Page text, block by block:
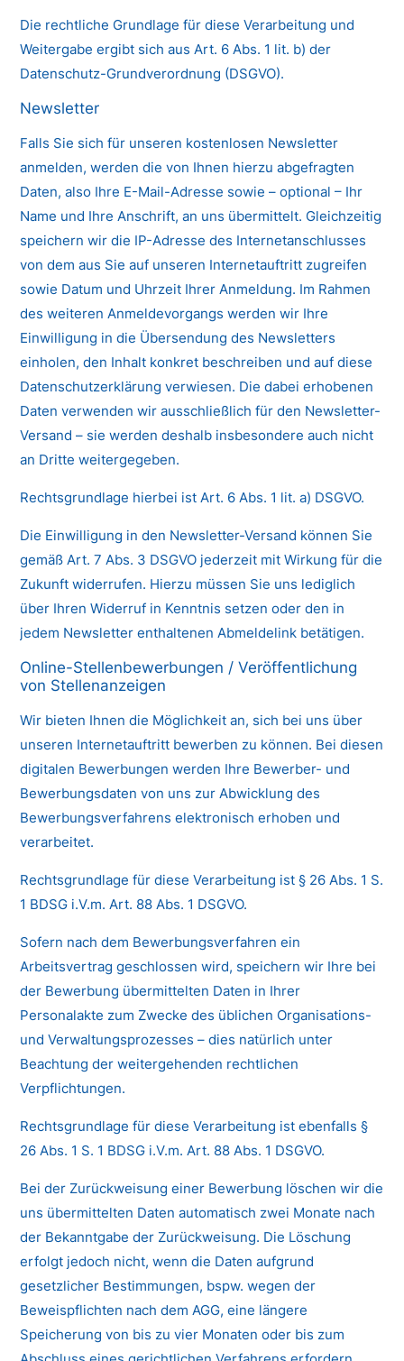
Die rechtliche Grundlage für diese Verarbeitung und
Weitergabe ergibt sich aus Art. 6 Abs. 1 lit. b) der
Datenschutz-Grundverordnung (DSGVO).
Newsletter
Falls Sie sich für unseren kostenlosen Newsletter
anmelden, werden die von Ihnen hierzu abgefragten
Daten, also Ihre E-Mail-Adresse sowie – optional – Ihr
Name und Ihre Anschrift, an uns übermittelt. Gleichzeitig
speichern wir die IP-Adresse des Internetanschlusses
von dem aus Sie auf unseren Internetauftritt zugreifen
sowie Datum und Uhrzeit Ihrer Anmeldung. Im Rahmen
des weiteren Anmeldevorgangs werden wir Ihre
Einwilligung in die Übersendung des Newsletters
einholen, den Inhalt konkret beschreiben und auf diese
Datenschutzerklärung verwiesen. Die dabei erhobenen
Daten verwenden wir ausschließlich für den Newsletter-
Versand – sie werden deshalb insbesondere auch nicht
an Dritte weitergegeben.
Rechtsgrundlage hierbei ist Art. 6 Abs. 1 lit. a) DSGVO.
Die Einwilligung in den Newsletter-Versand können Sie
gemäß Art. 7 Abs. 3 DSGVO jederzeit mit Wirkung für die
Zukunft widerrufen. Hierzu müssen Sie uns lediglich
über Ihren Widerruf in Kenntnis setzen oder den in
jedem Newsletter enthaltenen Abmeldelink betätigen.
Online-Stellenbewerbungen / Veröffentlichung
von Stellenanzeigen
Wir bieten Ihnen die Möglichkeit an, sich bei uns über
unseren Internetauftritt bewerben zu können. Bei diesen
digitalen Bewerbungen werden Ihre Bewerber- und
Bewerbungsdaten von uns zur Abwicklung des
Bewerbungsverfahrens elektronisch erhoben und
verarbeitet.
Rechtsgrundlage für diese Verarbeitung ist § 26 Abs. 1 S.
1 BDSG i.V.m. Art. 88 Abs. 1 DSGVO.
Sofern nach dem Bewerbungsverfahren ein
Arbeitsvertrag geschlossen wird, speichern wir Ihre bei
der Bewerbung übermittelten Daten in Ihrer
Personalakte zum Zwecke des üblichen Organisations-
und Verwaltungsprozesses – dies natürlich unter
Beachtung der weitergehenden rechtlichen
Verpflichtungen.
Rechtsgrundlage für diese Verarbeitung ist ebenfalls §
26 Abs. 1 S. 1 BDSG i.V.m. Art. 88 Abs. 1 DSGVO.
Bei der Zurückweisung einer Bewerbung löschen wir die
uns übermittelten Daten automatisch zwei Monate nach
der Bekanntgabe der Zurückweisung. Die Löschung
erfolgt jedoch nicht, wenn die Daten aufgrund
gesetzlicher Bestimmungen, bspw. wegen der
Beweispflichten nach dem AGG, eine längere
Speicherung von bis zu vier Monaten oder bis zum